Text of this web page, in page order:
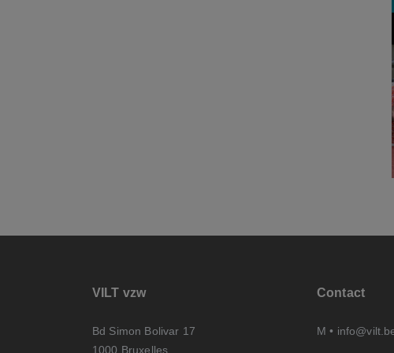
VILT vzw
Bd Simon Bolivar 17
1000 Bruxelles
Contact
M •